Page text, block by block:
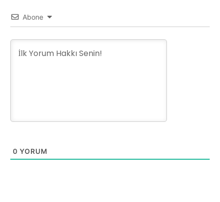
Abone
0 YORUM